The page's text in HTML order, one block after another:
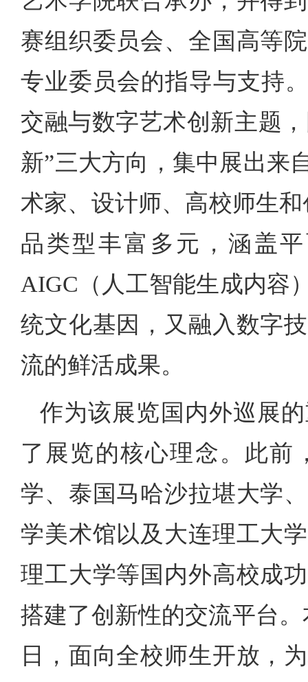
赛组织委员会、全国高等
专业委员会的指导与支持
交融与数字艺术创新主题
新”三大方向，集中展出来
术家、设计师、高校师生
品类型丰富多元，涵盖
AIGC（人工智能生成内容
统文化基因，又融入数字
流的鲜活成果。
作为该展览国内外巡展
了展览的核心理念。此前
学、泰国马哈沙拉堪大学
学美术馆以及大连理工大
理工大学等国内外高校成
搭建了创新性的交流平台
日，面向全校师生开放，